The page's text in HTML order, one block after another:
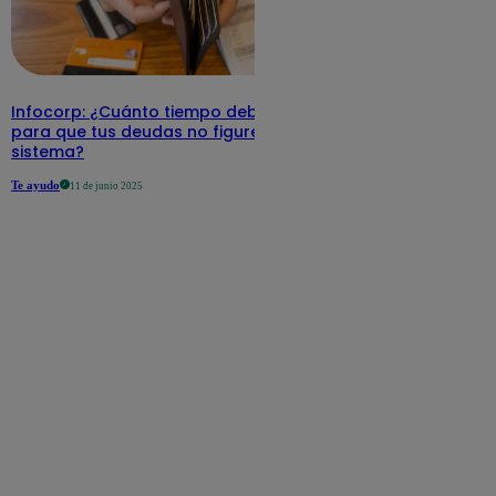
Infocorp: ¿Cuánto tiempo debe pasar
para que tus deudas no figuren en su
sistema?
Te ayudo 11 de junio 2025